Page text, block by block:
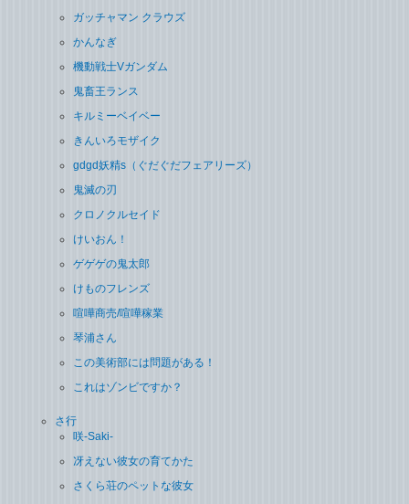
ガッチャマン クラウズ
かんなぎ
機動戦士Vガンダム
鬼畜王ランス
キルミーベイベー
きんいろモザイク
gdgd妖精s（ぐだぐだフェアリーズ）
鬼滅の刃
クロノクルセイド
けいおん！
ゲゲゲの鬼太郎
けものフレンズ
喧嘩商売/喧嘩稼業
琴浦さん
この美術部には問題がある！
これはゾンビですか？
さ行
咲-Saki-
冴えない彼女の育てかた
さくら荘のペットな彼女